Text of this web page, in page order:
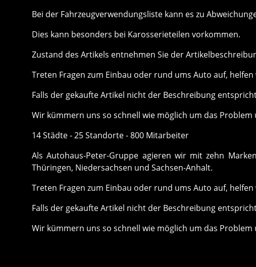
Bei der Fahrzeugverwendungsliste kann es zu
Dies kann besonders bei Karosserieteilen vorkommen.
Zustand des Artikels entnehmen Sie der
Treten Fragen zum Einbau oder rund ums Auto auf,
Falls der gekaufte Artikel nicht der Beschreibung
Wir kümmern uns so schnell wie möglich um das
14 Städte - 25 Standorte - 800 Mitarbeiter
Als Autohaus-Peter-Gruppe agieren wir mit zehn
Thüringen, Niedersachsen und Sachsen-Anhalt.
Treten Fragen zum Einbau oder rund ums Auto auf,
Falls der gekaufte Artikel nicht der Beschreibung
Wir kümmern uns so schnell wie möglich um das